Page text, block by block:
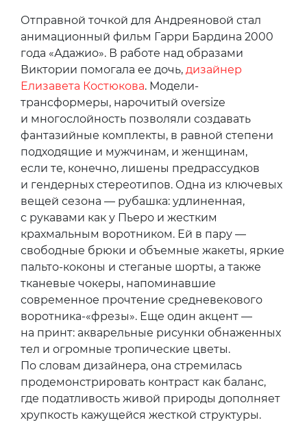
Отправной точкой для Андреяновой стал
анимационный фильм Гарри Бардина 2000
года «Адажио». В работе над образами
Виктории помогала ее дочь, дизайнер
Елизавета Костюкова. Модели-
трансформеры, нарочитый oversize
и многослойность позволяли создавать
фантазийные комплекты, в равной степени
подходящие и мужчинам, и женщинам,
если те, конечно, лишены предрассудков
и гендерных стереотипов. Одна из ключевых
вещей сезона — рубашка: удлиненная,
с рукавами как у Пьеро и жестким
крахмальным воротником. Ей в пару —
свободные брюки и объемные жакеты, яркие
пальто-коконы и стеганые шорты, а также
тканевые чокеры, напоминавшие
современное прочтение средневекового
воротника-«фрезы». Еще один акцент —
на принт: акварельные рисунки обнаженных
тел и огромные тропические цветы.
По словам дизайнера, она стремилась
продемонстрировать контраст как баланс,
где податливость живой природы дополняет
хрупкость кажущейся жесткой структуры.